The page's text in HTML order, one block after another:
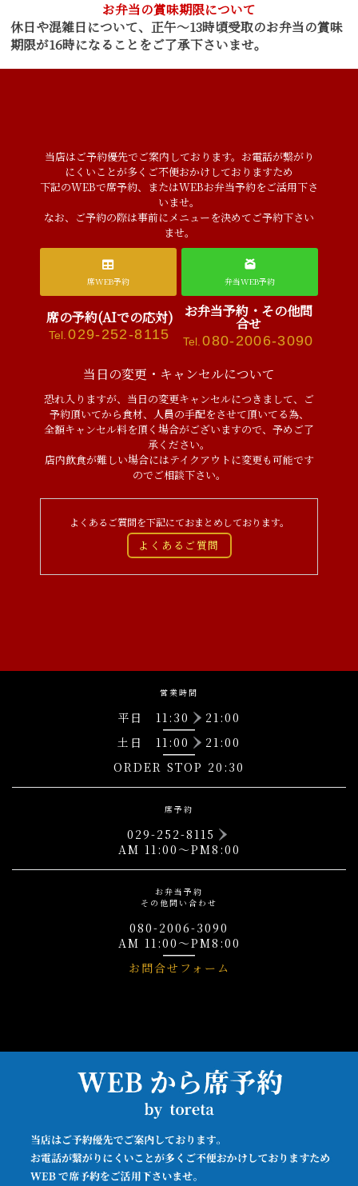
お弁当の賞味期限について
休日や混雑日について、正午～13時頃受取のお弁当の賞味
期限が16時になることをご了承下さいませ。
当店はご予約優先でご案内しております。お電話が繋がり
にくいことが多くご不便おかけしておりますため
下記のWEBで席予約、またはWEBお弁当予約をご活用下さ
いませ。
なお、ご予約の際は事前にメニューを決めてご予約下さい
ませ。
席WEB予約 弁当WEB予約
席の予約(AIでの応対)
Tel. 029-252-8115
お弁当予約・その他問
合せ
Tel. 080-2006-3090
当日の変更・キャンセルについて
恐れ入りますが、当日の変更キャンセルにつきまして、ご
予約頂いてから食材、人員の手配をさせて頂いてる為、
全額キャンセル料を頂く場合がございますので、予めご了
承ください。
店内飲食が難しい場合にはテイクアウトに変更も可能です
のでご相談下さい。
よくあるご質問を下記にておまとめしております。
よくあるご質問
営業時間
平日 11:30
21:00
土日 11:00
21:00
ORDER STOP 20:30
席予約
029-252-8115
AM 11:00～PM8:00
お弁当予約
その他問い合わせ
080-2006-3090
AM 11:00～PM8:00
お問合せフォーム